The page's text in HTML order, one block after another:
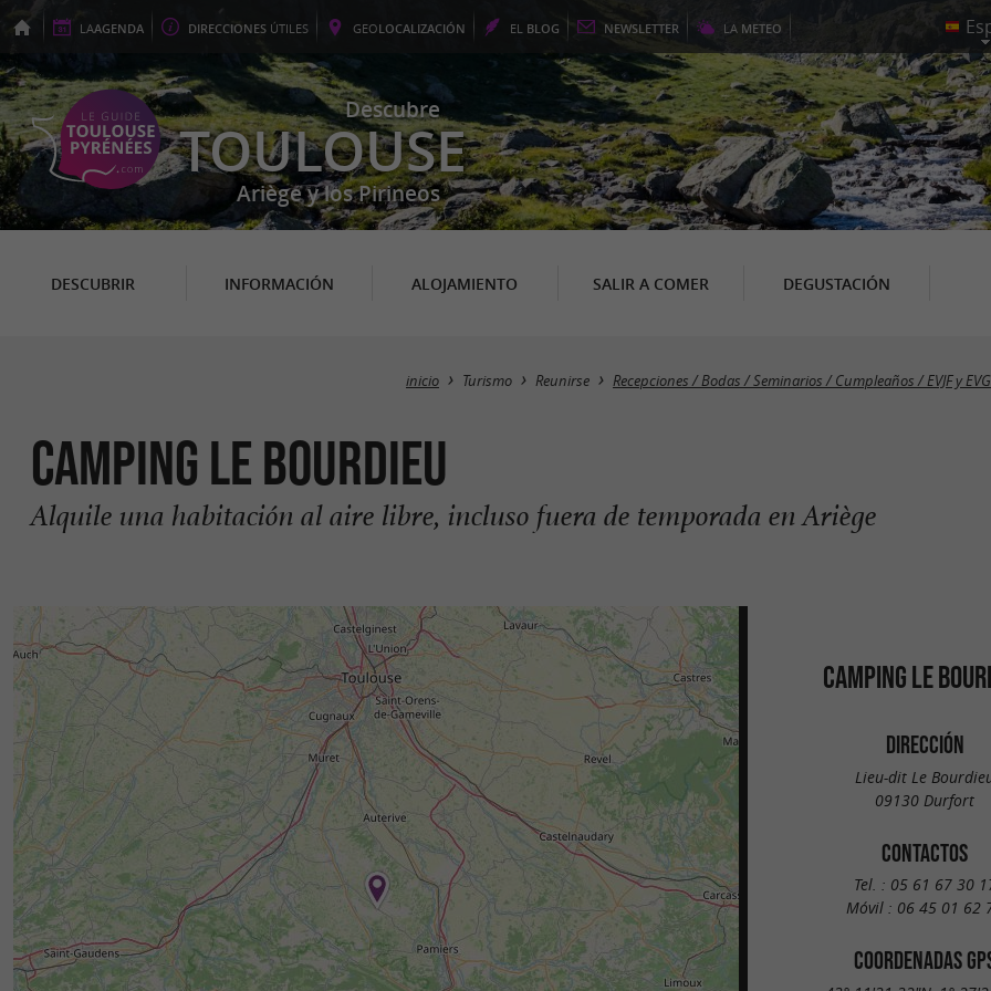
LAAGENDA DIRECCIONES ÚTILES GEOLOCALIZACIÓN EL BLOG NEWSLETTER LA METEO
Descubre
TOULOUSE
Ariège y los Pirineos
DESCUBRIR INFORMACIÓN ALOJAMIENTO SALIR A COMER DEGUSTACIÓN
inicio Turismo Reunirse Recepciones / Bodas / Seminarios / Cumpleaños / EVJF y EVG
Camping le Bourdieu
Alquile una habitación al aire libre, incluso fuera de temporada en Ariège
CAMPING LE
DIRECCIÓN
Lieu-dit Le
09130 Durfort
CONTACTOS
Tel. : 05 61 67 30
Móvil : 06 45 01 62
COORDENADAS